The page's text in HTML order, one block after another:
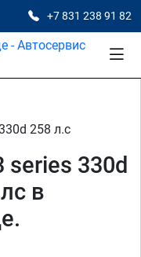
+7 831 238 91 82
258 л.с
series 330d
в